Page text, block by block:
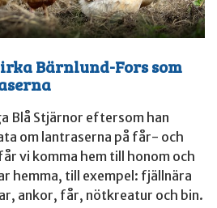
Bärnlund-Fors som
Blå Stjärnor eftersom han
om lantraserna på får- och
vi komma hem till honom och
hemma, till exempel: fjällnära
ankor, får, nötkreatur och bin.